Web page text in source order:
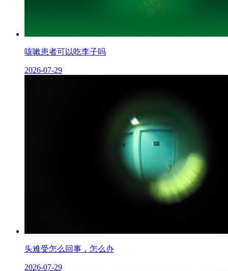
咳嗽患者可以吃李子吗
2026-07-29
头难受怎么回事，怎么办
2026-07-29